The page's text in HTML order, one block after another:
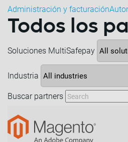
Administración y facturación
Todos los
Soluciones MultiSafepay
Industria
Buscar partners